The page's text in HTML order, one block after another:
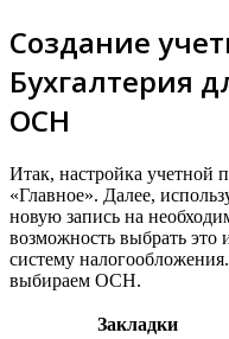
Создание
Бухгалтерия
ОСН
Итак, настройка учетной
«Главное». Далее,
новую запись на
возможность выбрать это
систему
выбираем ОСН.
Закладки